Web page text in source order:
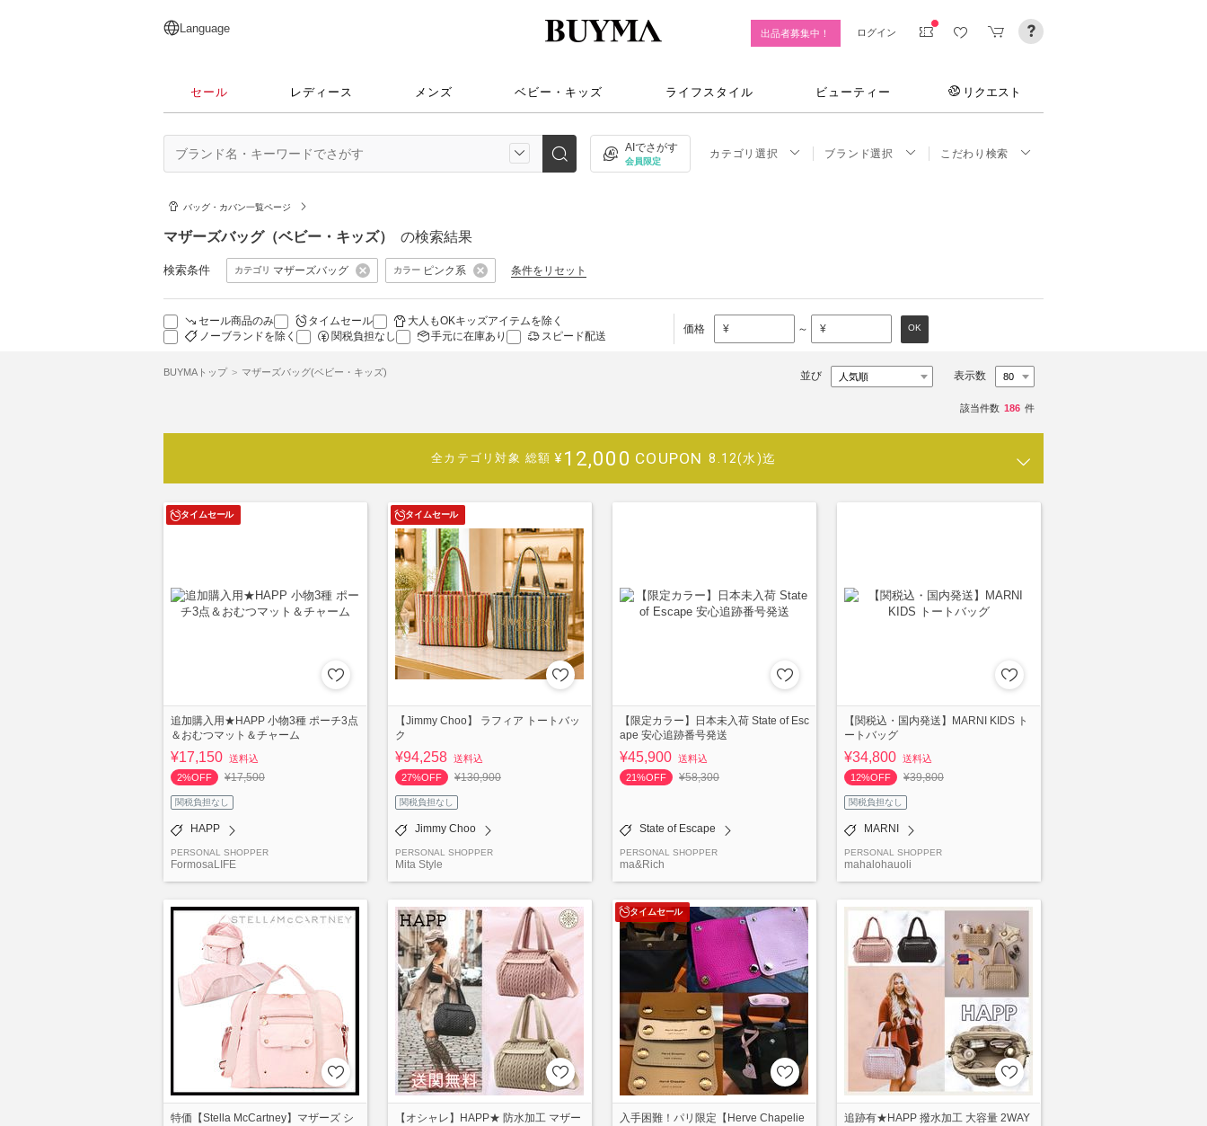
日本語
English
简体中文
繁體中文
Language 出品者募集中！ ログイン
セール レディース メンズ ベビー・キッズ ライフスタイル ビューティー リクエスト
AIでさがす
会員限定
カテゴリ選択 ブランド選択 こだわり検索
バッグ・カバン一覧ページ
マザーズバッグ（ベビー・キッズ） の検索結果
検索条件 カテゴリ マザーズバッグ カラー ピンク系 条件をリセット
セール商品のみ タイムセール
大人もOKキッズアイテムを除く
ノーブランドを除く
関税負担なし 手元に在庫あり スピード配送
価格 ¥ ～ ¥ OK
BUYMAトップ マザーズバッグ(ベビー・キッズ) 並び 表示数
該当件数 186 件
全カテゴリ対象 総額 ¥12,000 COUPON 8.12(水)迄
タイムセール
追加購入用★HAPP 小物3種 ポーチ3点
＆おむつマット＆チャーム
¥17,150 送料込
2%OFF
¥17,500
関税負担なし
HAPP
PERSONAL SHOPPER
FormosaLIFE
タイムセール
【Jimmy Choo】 ラフィア トートバッ
ク
¥94,258 送料込
27%OFF
¥130,900
関税負担なし
Jimmy Choo
PERSONAL SHOPPER
Mita Style
【限定カラー】日本未入荷 State of Esc
ape 安心追跡番号発送
¥45,900 送料込
21%OFF
¥58,300
State of Escape
PERSONAL SHOPPER
ma&Rich
【関税込・国内発送】MARNI KIDS ト
ートバッグ
¥34,800 送料込
12%OFF
¥39,800
関税負担なし
MARNI
PERSONAL SHOPPER
mahalohauoli
特価【Stella McCartney】マザーズ シ
【オシャレ】HAPP★ 防水加工 マザー
タイムセール
入手困難！パリ限定【Herve Chapelie
追跡有★HAPP 撥水加工 大容量 2WAY